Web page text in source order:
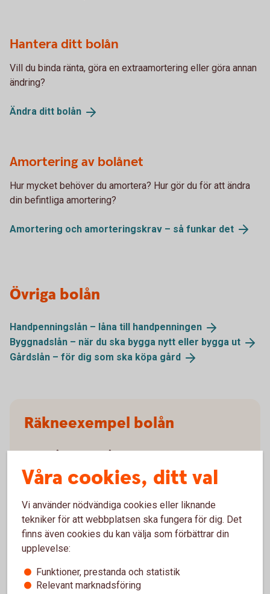
Hantera ditt bolån
Vill du binda ränta, göra en extraamortering eller göra annan
ändring?
Ändra ditt bolån
Amortering av bolånet
Hur mycket behöver du amortera? Hur gör du för att ändra
din befintliga amortering?
Amortering och amorteringskrav – så funkar det
Övriga bolån
Handpenningslån – låna till
handpenningen
Byggnadslån – när du ska bygga nytt eller bygga ut
Gårdslån – för dig som ska köpa gård
Räkneexempel bolån
Ett lånebelopp på 1 000 000 kronor, till 3,89 %
ränta (3 mån bunden, listränta senast ändrad
2026-05-29), med rak amortering
Nyckelkund 3,96 %).
Första månadsbetalningen inklusive amortering
är 4 908 kronor, sista månadsbetalningen
inklusive amortering är 1 672 kronor, totalt
lånets löptid är 1 974 121 kronor. Antalet
avbetalningar är 600 stycken.
Våra cookies, ditt val
Vi använder nödvändiga cookies eller liknande
tekniker för att webbplatsen ska fungera för dig. Det
finns även cookies du kan välja som förbättrar din
upplevelse:
Funktioner, prestanda och statistik
Relevant marknadsföring